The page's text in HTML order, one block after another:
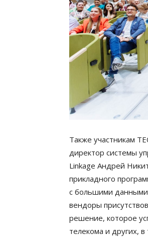
Также участникам
директор системы
Linkage Андрей
прикладного
с большими
вендоры
решение, которое
телекома и других,